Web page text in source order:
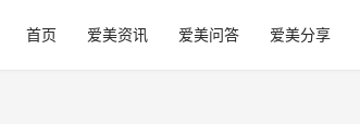
首页 爱美资讯 爱美问答 爱美分享